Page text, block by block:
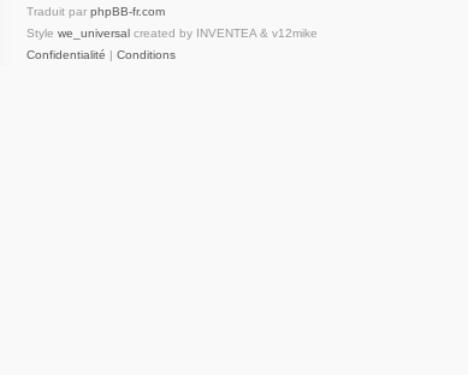
Traduit par phpBB-fr.com
Style we_universal created by INVENTEA & v12mike
Confidentialité | Conditions